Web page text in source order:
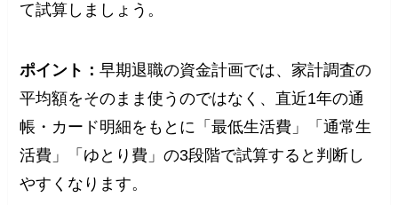
て試算しましょう。
ポイント：早期退職の資金計画では、家計調査の
平均額をそのまま使うのではなく、直近1年の通
帳・カード明細をもとに「最低生活費」「通常生
活費」「ゆとり費」の3段階で試算すると判断し
やすくなります。